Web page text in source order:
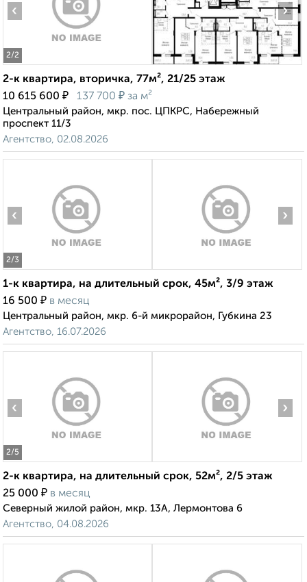
2/2
‹ ›
2-к квартира, вторичка, 77м², 21/25 этаж
10 615 600 ₽ 137 700 ₽ за м²
Центральный район, мкр. пос. ЦПКРС, Набережный
проспект 11/3
Агентство, 02.08.2026
2/3
‹ ›
1-к квартира, на длительный срок, 45м², 3/9 этаж
16 500 ₽ в месяц
Центральный район, мкр. 6-й микрорайон, Губкина 23
Агентство, 16.07.2026
2/5
‹ ›
2-к квартира, на длительный срок, 52м², 2/5 этаж
25 000 ₽ в месяц
Северный жилой район, мкр. 13А, Лермонтова 6
Агентство, 04.08.2026